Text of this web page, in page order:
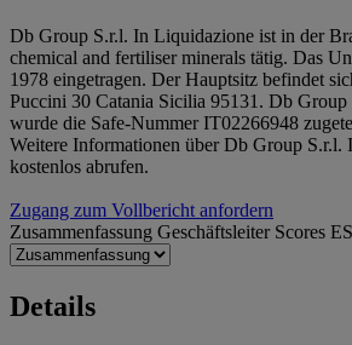
Db Group S.r.l. In Liquidazione ist in der
chemical and fertiliser minerals tätig. Das
1978 eingetragen. Der Hauptsitz befindet
Puccini 30 Catania Sicilia 95131. Db
wurde die Safe-Nummer IT02266948
Weitere Informationen über Db Group S.r.l.
kostenlos abrufen.
Zugang zum Vollbericht anfordern
Zusammenfassung Geschäftsleiter Scores
Details